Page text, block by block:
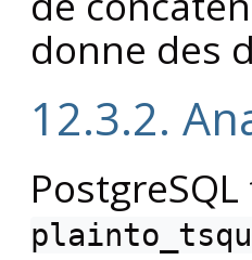
donne des
12.3.2.
PostgreSQL